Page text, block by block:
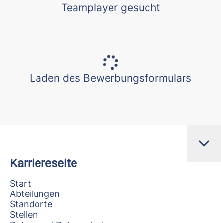
Teamplayer gesucht
Laden des Bewerbungsformulars
Karriereseite
Start
Abteilungen
Standorte
Stellen